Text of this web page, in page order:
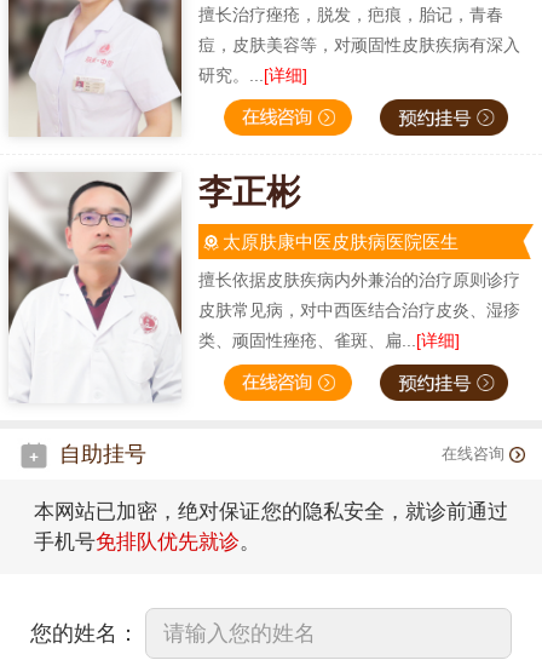
擅长治疗痤疮，脱发，疤痕，胎记，青春
痘，皮肤美容等，对顽固性皮肤疾病有深入
研究。... [详细]
李正彬
太原肤康中医皮肤病医院医生
擅长依据皮肤疾病内外兼治的治疗原则诊疗
皮肤常见病，对中西医结合治疗皮炎、湿疹
类、顽固性痤疮、雀斑、扁...[详细]
自助挂号 在线咨询
本网站已加密，绝对保证您的隐私安全，就诊前通过
手机号免排队优先就诊。
您的姓名：